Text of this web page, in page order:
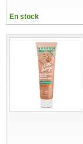
En stock